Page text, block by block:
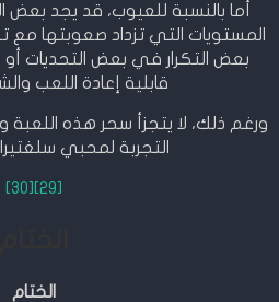
أما بالنسبة للعيوب، قد يجد
المستويات التي تزداد صعوبتها
بعض التكرار في بعض التحديات أو
قابلية إعادة اللعب
ورغم ذلك، لا يتجزأ سحر هذه اللعبة
التجربة لمحبي سلغتيرا
[29]
[30]
الختام